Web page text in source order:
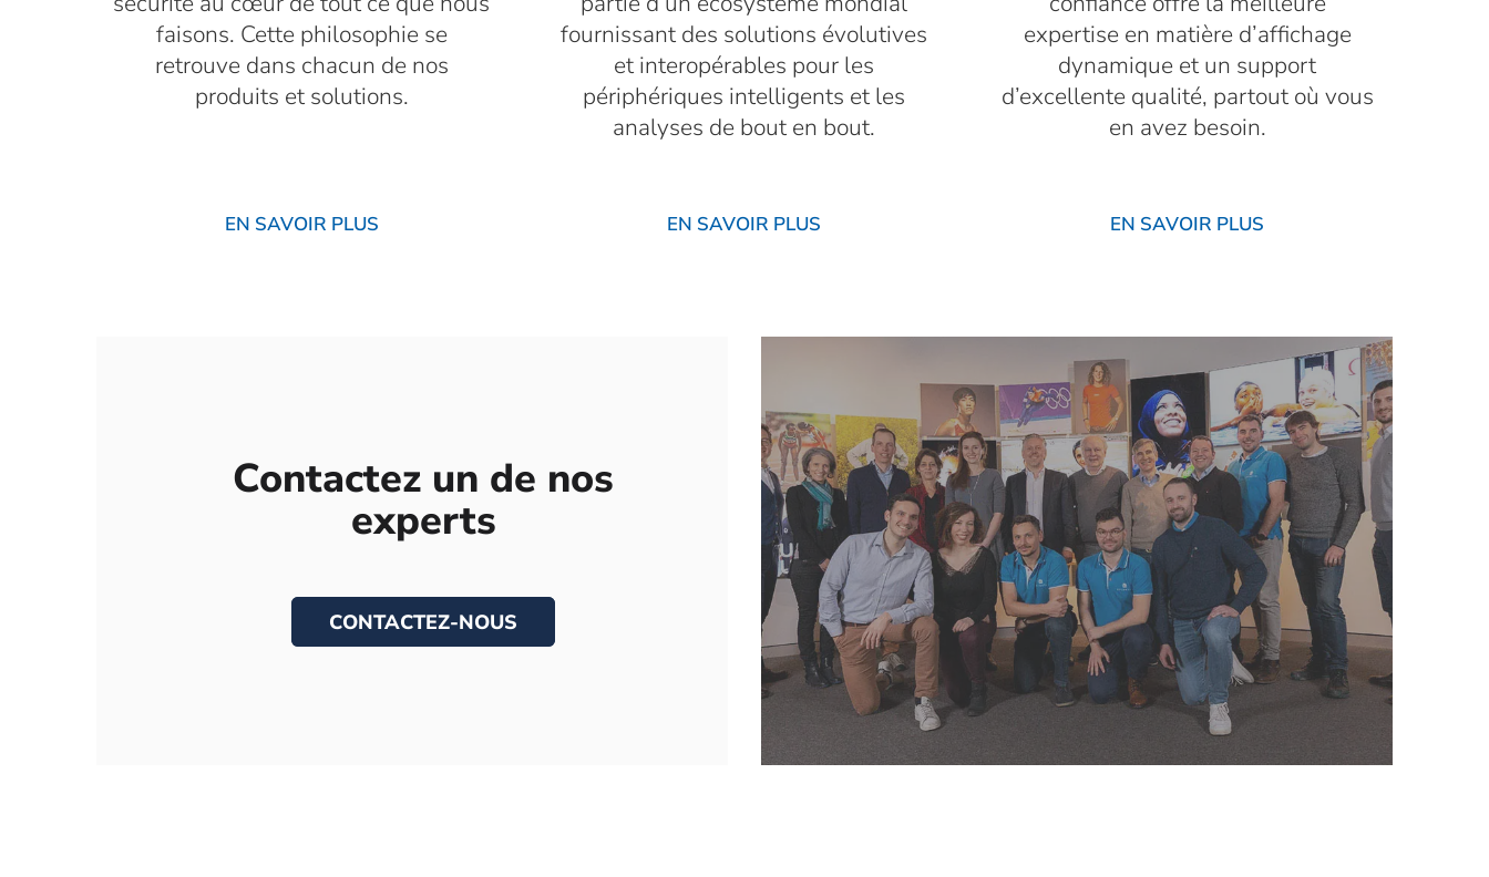
faisons. Cette philosophie se
retrouve dans chacun de nos
produits et solutions.
EN SAVOIR PLUS
fournissant des solutions évolutives
et interopérables pour les
périphériques intelligents et les
analyses de bout en bout.
EN SAVOIR PLUS
expertise en matière d’affichage
dynamique et un support
d’excellente qualité, partout où vous
en avez besoin.
EN SAVOIR PLUS
Contactez un de nos
experts
CONTACTEZ-NOUS